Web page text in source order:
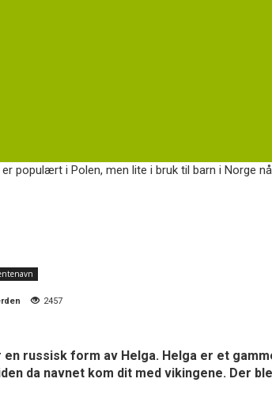
er populært i Polen, men lite i bruk til barn i Norge
2457
en russisk form av Helga. Helga er et
da navnet kom dit med vikingene. Der